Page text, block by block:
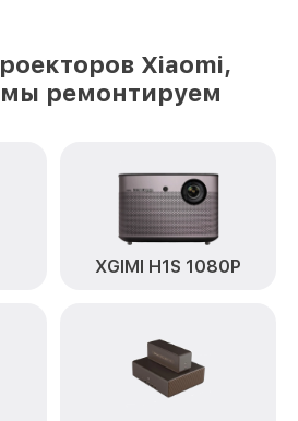
Xiaomi,
ремонтируем
XGIMI H1S 1080P